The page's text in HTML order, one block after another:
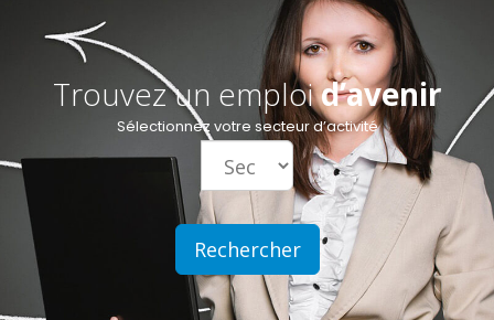
Trouvez un emploid’avenir
Sélectionnez votre secteur d’activité